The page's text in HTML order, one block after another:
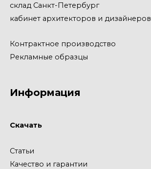
склад Санкт-Петербург
кабинет архитекторов и дизайнеров
Контрактное производство
Рекламные образцы
Информация
Скачать
Статьи
Качество и гарантии